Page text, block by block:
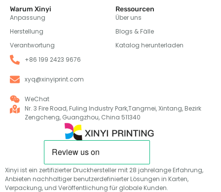
Xinyi ist ein zertifizierter Druckhersteller mit 28 jahrelange Erfahrung,
Anbieten nachhaltiger benutzerdefinierter Lösungen in Karten,
Verpackung, und Veröffentlichung für globale Kunden.
Warum Xinyi
Anpassung
Herstellung
Verantwortung
Ressourcen
Über uns
Blogs & Fälle
Katalog herunterladen
+86 199 2423 9676
xyq@xinyiprint.com
WeChat
Nr. 3 Fire Road, Fuling Industry Park,Tangmei, Xintang, Bezirk
Zengcheng, Guangzhou, China 511340